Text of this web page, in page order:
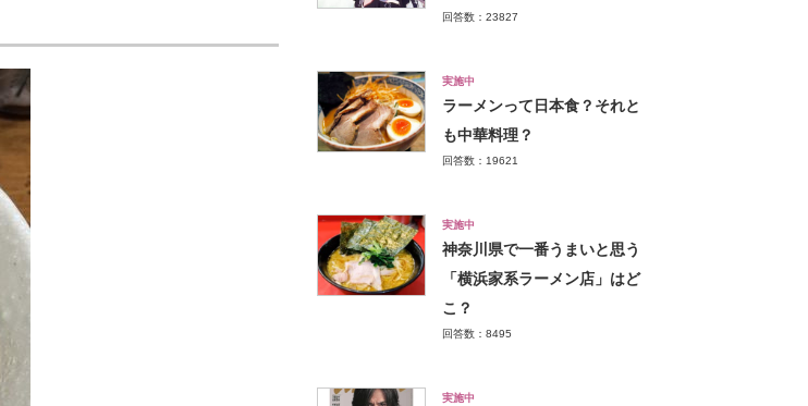
回答数：23827
実施中
ラーメンって日本食？それと
も中華料理？
回答数：19621
実施中
神奈川県で一番うまいと思う
「横浜家系ラーメン店」はど
こ？
回答数：8495
実施中